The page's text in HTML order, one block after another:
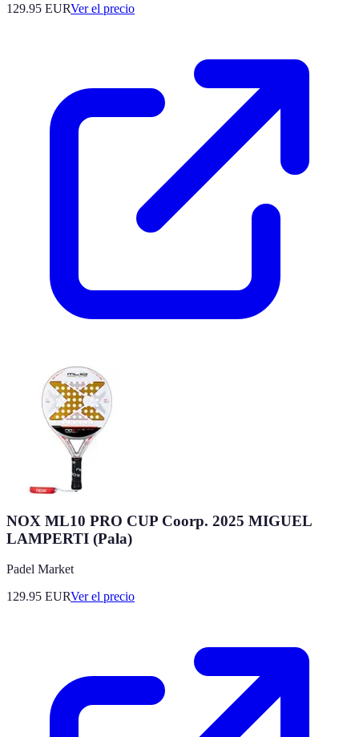
129.95 EURVer el precio
NOX ML10 PRO CUP Coorp. 2025 MIGUEL
LAMPERTI (Pala)
Padel Market
129.95 EURVer el precio